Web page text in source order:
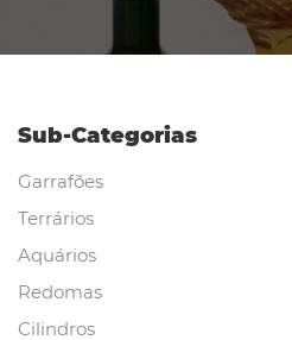
Sub-Categorias
Garrafões
Terrários
Aquários
Redomas
Cilindros